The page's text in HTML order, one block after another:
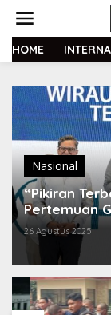
t
HOME
Nasional
“Pikiran
Pertemuan
dan Inovatif
26 Agustus 2025